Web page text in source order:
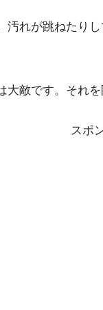
汚れが跳ねたり
大敵です。それ
スポ